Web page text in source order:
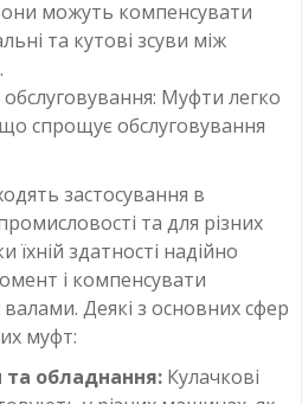
можуть компенсувати
та кутові зсуви між
Муфти легко
спрощує обслуговування
застосування в
та для різних
їхній здатності надійно
і компенсувати
Деякі з основних сфер
муфт:
обладнання: Кулачкові